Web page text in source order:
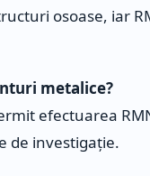
osoase, iar
metalice?
efectuarea
de investigație.